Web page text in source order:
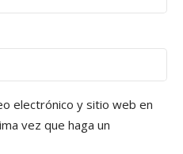
electrónico y sitio web en
vez que haga un